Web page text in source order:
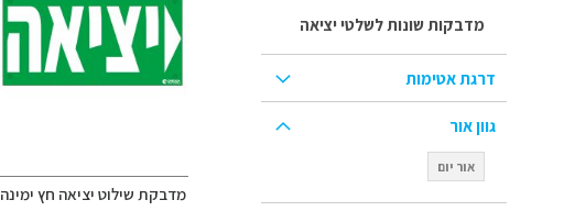
מדבקת שילוט יציאה חץ ימינה
מדבקות שונות לשלטי יציאה
דרגת אטימות
גוון אור
אור יום